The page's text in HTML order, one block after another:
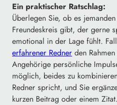
Ein praktischer Ratschlag:
Überlegen Sie, ob es
Freundeskreis gibt, der gerne
emotional in der Lage fühlt.
erfahrener Redner den
Angehörige persönliche
möglich, beides zu
Redner spricht, und Sie
kurzen Beitrag oder einem Zitat.